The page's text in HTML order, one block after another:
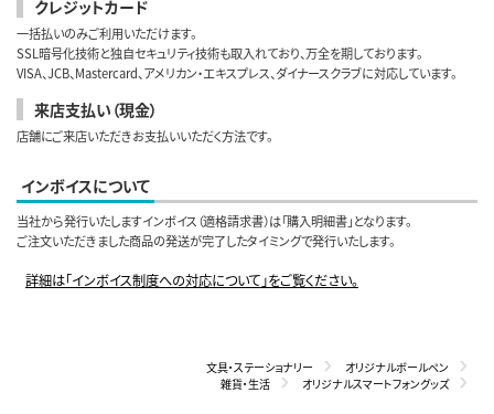
クレジットカード
一括払いのみご利用いただけます。
SSL暗号化技術と独自セキュリティ技術も取入れており、万全を期しております。
VISA、JCB、Mastercard、アメリカン・エキスプレス、ダイナースクラブに対応しています。
来店支払い（現金）
店舗にご来店いただきお支払いいただく方法です。
インボイスについて
当社から発行いたしますインボイス（適格請求書）は「購入明細書」となります。
ご注文いただきました商品の発送が完了したタイミングで発行いたします。
詳細は「インボイス制度への対応について」をご覧ください。
文具・ステーショナリー
オリジナルボールペン
雑貨・生活
オリジナルスマートフォングッズ